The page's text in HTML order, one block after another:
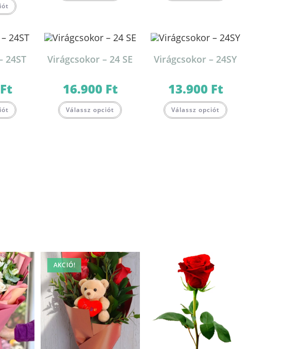
24ST
Ft
Virágcsokor – 24 SE
16.900 Ft
Válassz opciót
Virágcsokor – 24SY
13.900 Ft
Válassz opciót
AKCIÓ!